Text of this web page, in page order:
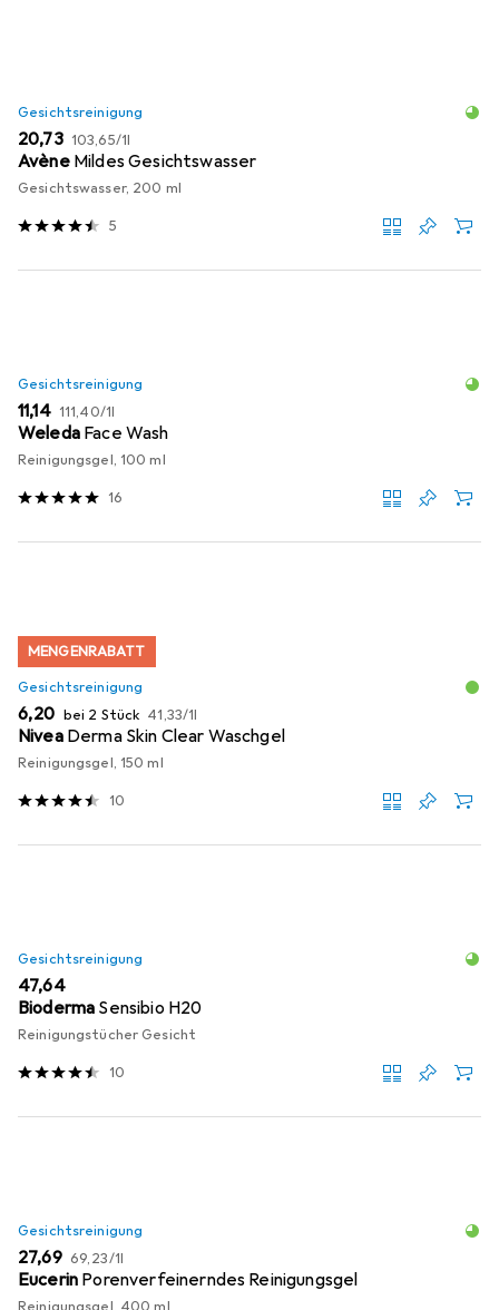
Gesichtsreinigung
EUR
20,73 EUR
103,65/1l
Avène Mildes Gesichtswasser
Gesichtswasser, 200 ml
5
Gesichtsreinigung
EUR
11,14 EUR
111,40/1l
Weleda Face Wash
Reinigungsgel, 100 ml
16
MENGENRABATT
Gesichtsreinigung
EUR
6,20 bei 2 Stück EUR
41,33/1l
Nivea Derma Skin Clear Waschgel
Reinigungsgel, 150 ml
10
Gesichtsreinigung
EUR
47,64
Bioderma Sensibio H20
Reinigungstücher Gesicht
10
Gesichtsreinigung
EUR
27,69 EUR
69,23/1l
Eucerin Porenverfeinerndes Reinigungsgel